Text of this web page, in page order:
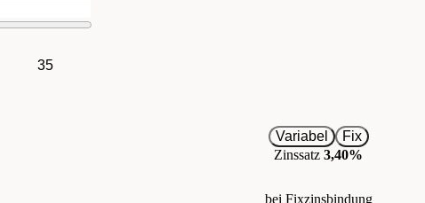
35
Variabel
Fix
Zinssatz 3,40%
bei Fixzinsbindung